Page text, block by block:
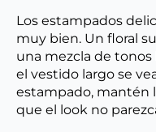
Los estampados
muy bien. Un floral
una mezcla de
el vestido largo se
estampado, mantén
que el look no